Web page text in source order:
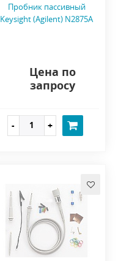
Пробник пассивный
Keysight (Agilent) N2875A
Цена по
запросу